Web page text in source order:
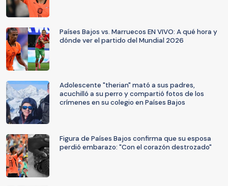
Países Bajos vs. Marruecos EN VIVO: A qué hora y
dónde ver el partido del Mundial 2026
Adolescente "therian" mató a sus padres,
acuchilló a su perro y compartió fotos de los
crímenes en su colegio en Países Bajos
Figura de Países Bajos confirma que su esposa
perdió embarazo: "Con el corazón destrozado"